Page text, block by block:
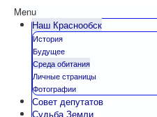
Menu
Наш Краснообск
История
Будущее
Среда обитания
Личные страницы
Фотографии
Совет депутатов
Судьба Земли